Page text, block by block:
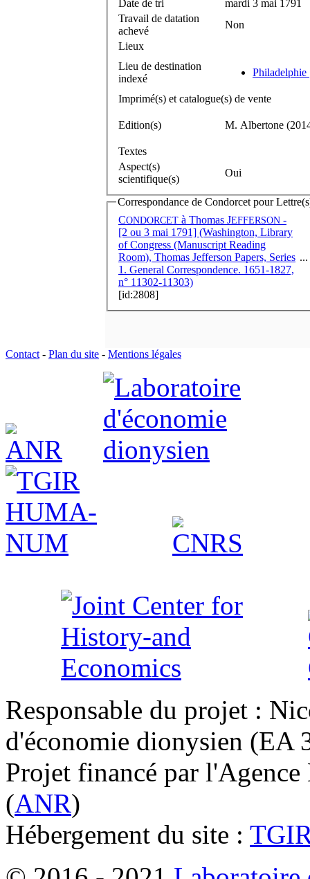
Date de tri
mardi 3 mai 1791
Travail de datation
achevé
Non
Lieux
Lieu de destination
indexé
Imprimé(s) et catalogue(s) de vente
Edition(s) M. Albertone
Textes
Aspect(s)
scientifique(s)
Oui
Correspondance de Condorcet pour
CONDORCET à Thomas JEFFERSON -
[2 ou 3 mai 1791] (Washington, Library
of Congress (Manuscript Reading
Room), Thomas Jefferson Papers, Series
1. General Correspondence. 1651-1827,
n° 11302-11303)
[id:2808]
...
Contact- Plan du site - Mentions légales
Responsable du projet :
d'économie dionysien
Projet financé par l'Agence
(ANR)
Hébergement du site :